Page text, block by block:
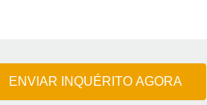
ENVIAR INQUÉRITO AGORA